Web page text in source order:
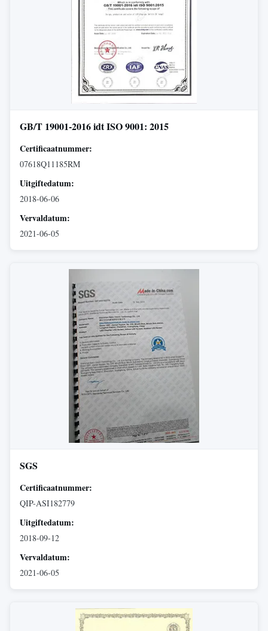
GB/T 19001-2016 idt ISO 9001: 2015
Certificaatnummer:
07618Q11185RM
Uitgiftedatum:
2018-06-06
Vervaldatum:
2021-06-05
SGS
Certificaatnummer:
QIP-ASI182779
Uitgiftedatum:
2018-09-12
Vervaldatum:
2021-06-05